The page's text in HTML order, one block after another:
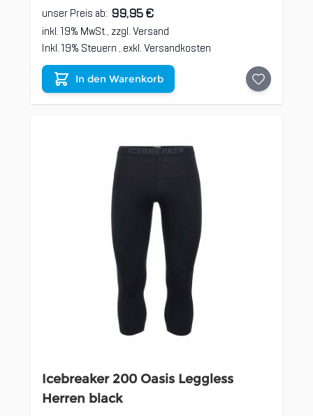
unser Preis ab: 99,95 €
inkl. 19% MwSt., zzgl.Versand
Inkl. 19% Steuern , exkl.Versandkosten
In den Warenkorb
Icebreaker 200 Oasis Leggless
Herren black